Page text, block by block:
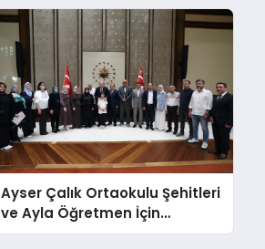
Ayser Çalık Ortaokulu Şehitleri
ve Ayla Öğretmen İçin
Cumhurbaşkanlığı